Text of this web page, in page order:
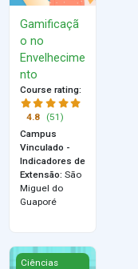
Gamificaçã
o no
Envelhecime
nto
Course rating:
4.8
(51)
Campus
Vinculado -
Indicadores de
Extensão: São
Miguel do
Guaporé
EDUCAÇÃO EM
Ciências